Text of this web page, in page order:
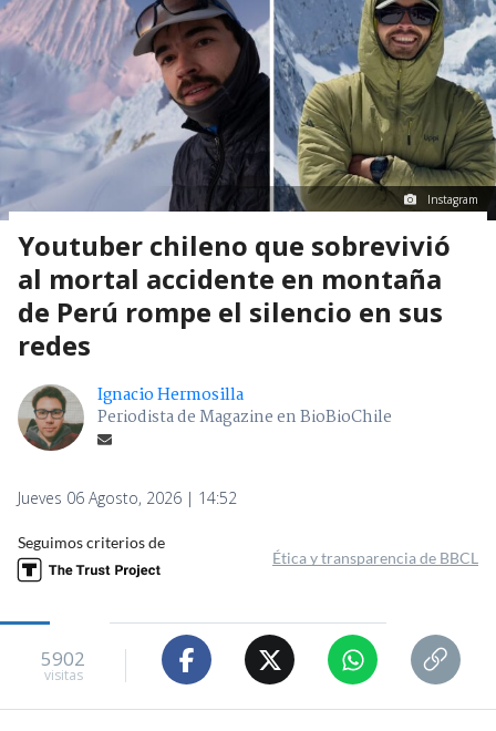
Instagram
Youtuber chileno que sobrevivió
al mortal accidente en montaña
de Perú rompe el silencio en sus
redes
Ignacio Hermosilla
Periodista de Magazine en BioBioChile
Jueves 06 Agosto, 2026 | 14:52
Seguimos criterios de
Ética y transparencia de BBCL
5902
visitas